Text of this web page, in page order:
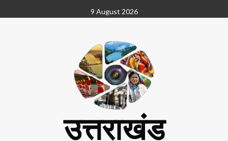
to
9 August 2026
उत्तराखंड